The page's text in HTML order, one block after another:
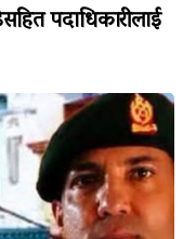
पदाधिकारीलाई